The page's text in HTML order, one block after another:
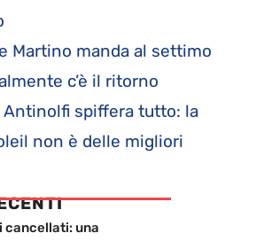
Martino manda al settimo
c’è il ritorno
Antinolfi spiffera tutto: la
non è delle migliori
cancellati: una